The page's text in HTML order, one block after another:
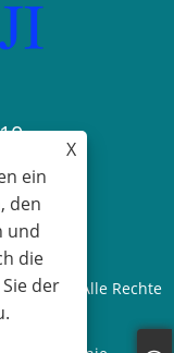
Co., Ltd. Alle Rechte
X
ein
den
und
die
der